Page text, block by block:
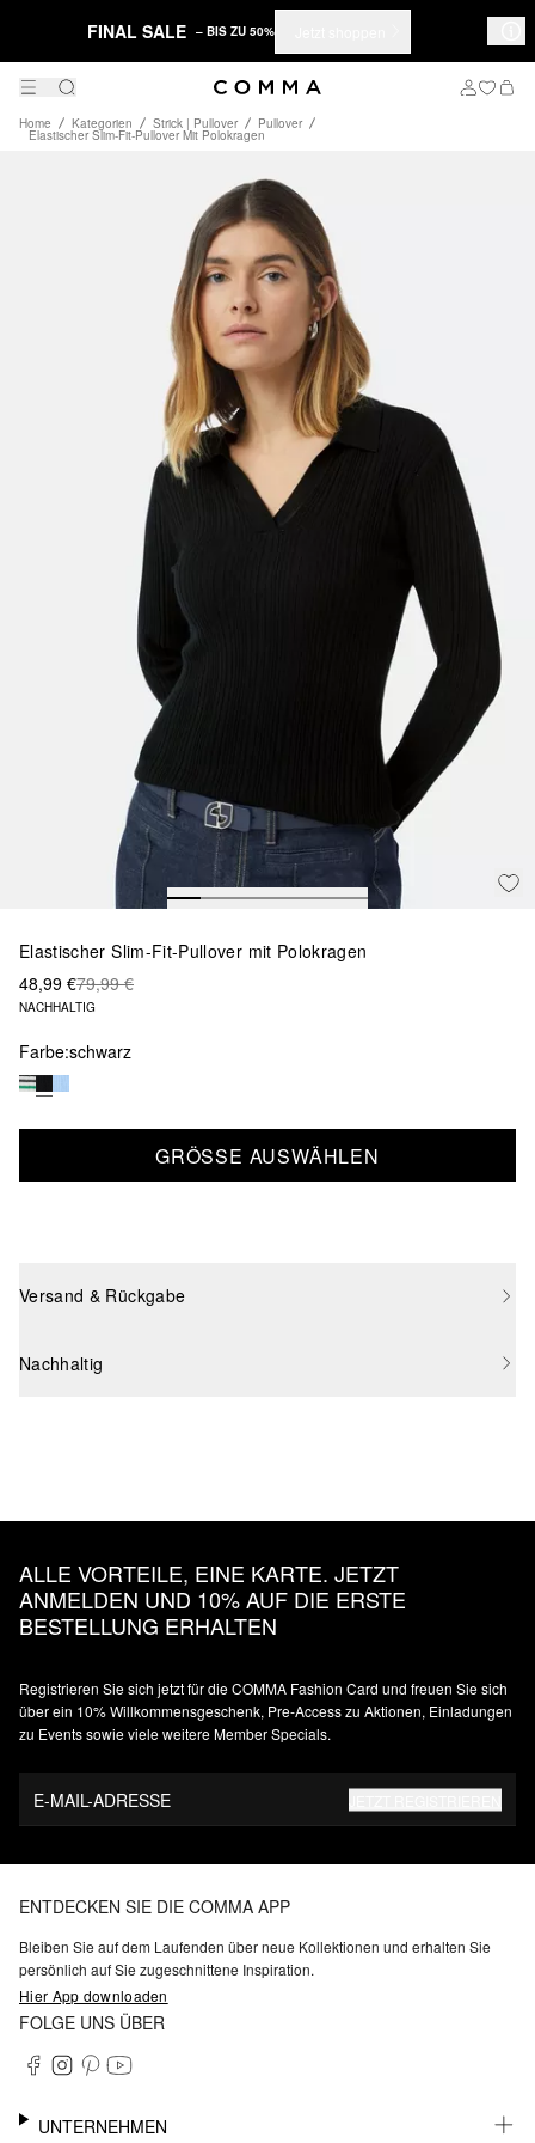
FINAL SALE – BIS ZU 50%
Home Kategorien Strick | Pullover Pullover
Elastischer Slim-Fit-Pullover Mit Polokragen
Elastischer Slim-Fit-Pullover mit Polokragen
48,99 €79,99 €
NACHHALTIG
Farbe:schwarz
GRÖSSE AUSWÄHLEN
Versand & Rückgabe
Nachhaltig
ALLE VORTEILE, EINE KARTE. JETZT
ANMELDEN UND 10% AUF DIE ERSTE
BESTELLUNG ERHALTEN
Registrieren Sie sich jetzt für die COMMA Fashion Card und freuen Sie sich
über ein 10% Willkommensgeschenk, Pre-Access zu Aktionen, Einladungen
zu Events sowie viele weitere Member Specials.
E-MAIL-ADRESSE
ENTDECKEN SIE DIE COMMA APP
Bleiben Sie auf dem Laufenden über neue Kollektionen und erhalten Sie
persönlich auf Sie zugeschnittene Inspiration.
Hier App downloaden
FOLGE UNS ÜBER
UNTERNEHMEN